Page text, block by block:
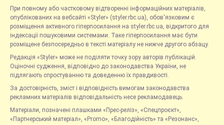
При повному або частковому відтворенні інформаційних матеріалів,
опублікованих на вебсайті «Styler» (styler.rbc.ua), обов'язковим є
розміщення активного гіперпосилання на styler.rbc.ua, відкритого для
індексації пошуковими системами. Таке гіперпосилання має бути
розміщене безпосередньо в тексті матеріалу не нижче другого абзацу.
Редакція «Styler» може не поділяти точку зору авторів публікацій.
Оціночні судження, відповідно до законодавства України, не
підлягають спростуванню та доведенню їх правдивості.
За достовірність, зміст і відповідність вимогам законодавства
рекламних матеріалів відповідальність несе рекламодавець.
Матеріали, позначені плашками «Прес-реліз», «Спецпроєкт»,
«Партнерський матеріал», «Promo», «Благодійність» та «Резонанс»,